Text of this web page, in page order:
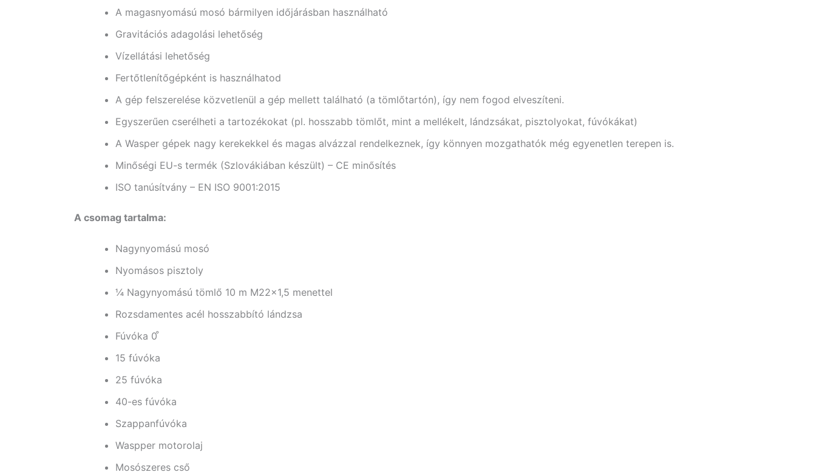
A magasnyomású mosó bármilyen időjárásban használható
Gravitációs adagolási lehetőség
Vízellátási lehetőség
Fertőtlenítőgépként is használhatod
A gép felszerelése közvetlenül a gép mellett található (a tömlőtartón), így nem fogod elveszíteni.
Egyszerűen cserélheti a tartozékokat (pl. hosszabb tömlőt, mint a mellékelt, lándzsákat, pisztolyokat, fúvókákat)
A Wasper gépek nagy kerekekkel és magas alvázzal rendelkeznek, így könnyen mozgathatók még egyenetlen terepen is.
Minőségi EU-s termék (Szlovákiában készült) – CE minősítés
ISO tanúsítvány – EN ISO 9001:2015
A csomag tartalma:
Nagynyomású mosó
Nyomásos pisztoly
¼ Nagynyomású tömlő 10 m M22x1,5 menettel
Rozsdamentes acél hosszabbító lándzsa
Fúvóka 0 ̊
15 fúvóka
25 fúvóka
40-es fúvóka
Szappanfúvóka
Waspper motorolaj
Mosószeres cső